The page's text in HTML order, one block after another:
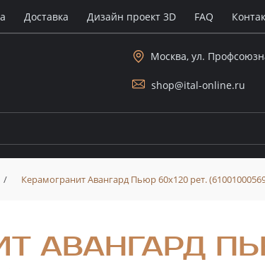
Доставка Дизайн проект 3D FAQ
Москва, ул.
shop@ital-online.ru
/ Керамогранит Авангард Пьюр 60x120 рет.
АВАНГАРД